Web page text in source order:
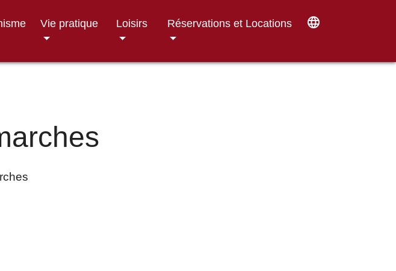
Vie pratique Loisirs Réservations et Locations language